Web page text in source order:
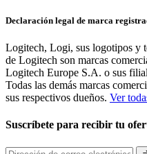
Declaración legal de marca
Logitech, Logi, sus logotipos y
de Logitech son marcas
Logitech Europe S.A. o sus
Todas las demás marcas
sus respectivos dueños. Ver
Suscríbete para recibir tu